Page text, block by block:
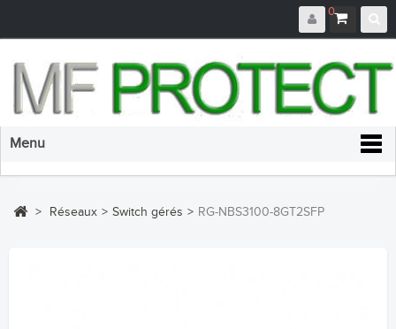
0
Menu
> Réseaux > Switch gérés > RG-NBS3100-8GT2SFP